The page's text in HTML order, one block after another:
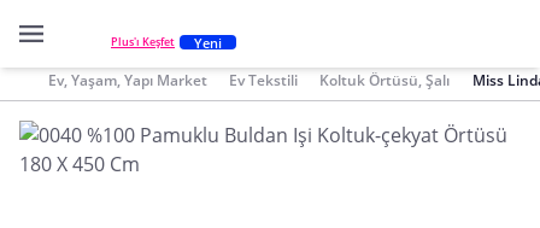
Plus'ı Keşfet Yeni
Ev, Yaşam, Yapı Market Ev Tekstili Koltuk Örtüsü, Şalı Miss